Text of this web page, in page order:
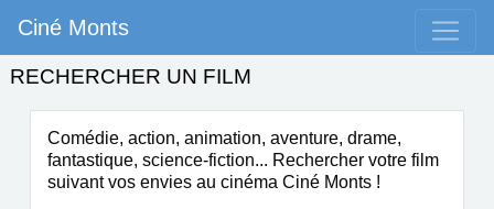
Ciné Monts
RECHERCHER UN FILM
Comédie, action, animation, aventure, drame,
fantastique, science-fiction... Rechercher votre film
suivant vos envies au cinéma Ciné Monts !